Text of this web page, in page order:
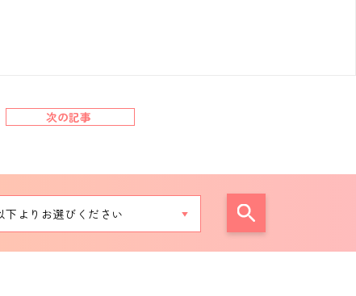
次の記事